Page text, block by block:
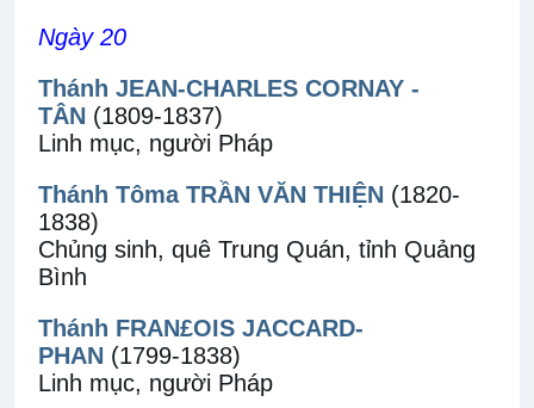
Ngày 20
Thánh JEAN-CHARLES CORNAY -
TÂN (1809-1837)
Linh mục, người Pháp
Thánh Tôma TRẦN VĂN THIỆN (1820-
1838)
Chủng sinh, quê Trung Quán, tỉnh Quảng
Bình
Thánh FRAN£OIS JACCARD-
PHAN (1799-1838)
Linh mục, người Pháp